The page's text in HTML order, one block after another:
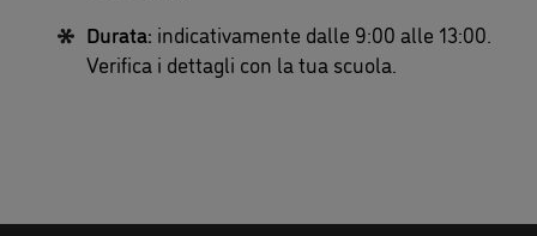
Durata: indicativamente dalle 9:00 alle 13:00.
Verifica i dettagli con la tua scuola.